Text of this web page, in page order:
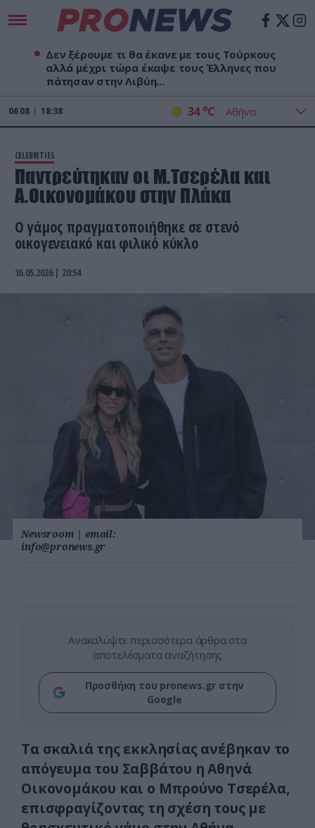
Δεν ξέρουμε τι θα έκανε με τους Τούρκους
αλλά μέχρι τώρα έκαψε τους Έλληνες που
πάτησαν στην Λιβύη...
06 08 18:38 34 oC
CELEBRITIES
Παντρεύτηκαν οι Μ.Τσερέλα και
Α.Οικονομάκου στην Πλάκα
Ο γάμος πραγματοποιήθηκε σε στενό
οικογενειακό και φιλικό κύκλο
16.05.2026 | 20:54
Newsroom | email:
info@pronews.gr
Ανακαλύψτε περισσότερα άρθρα στα
αποτελέσματα αναζήτησης
Προσθήκη του pronews.gr στην
Google
Τα σκαλιά της εκκλησίας ανέβηκαν το
απόγευμα του Σαββάτου η Αθηνά
Οικονομάκου και ο Μπρούνο Τσερέλα,
επισφραγίζοντας τη σχέση τους με